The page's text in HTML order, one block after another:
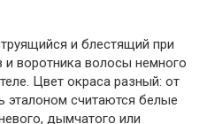
и блестящий при
и воротника волосы немного
Цвет окраса разный: от
эталоном считаются белые
дымчатого или